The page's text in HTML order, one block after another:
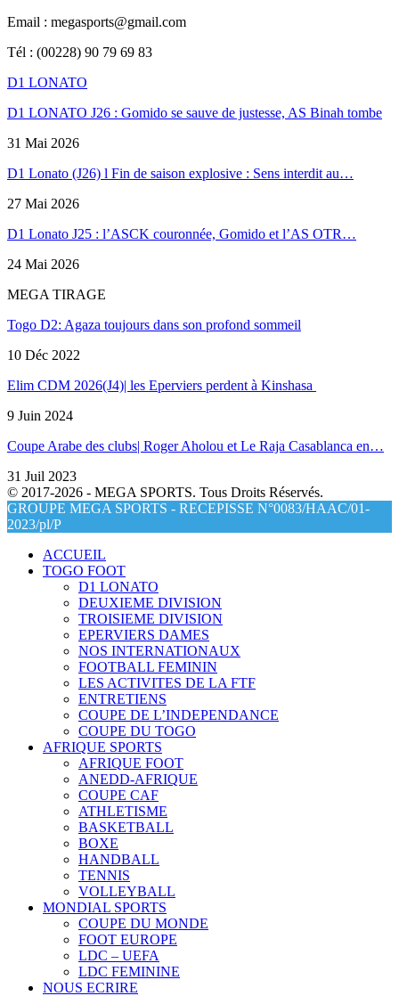
Email : megasports@gmail.com
Tél : (00228) 90 79 69 83
D1 LONATO
D1 LONATO J26 : Gomido se sauve de justesse, AS Binah tombe
31 Mai 2026
D1 Lonato (J26) l Fin de saison explosive : Sens interdit au…
27 Mai 2026
D1 Lonato J25 : l’ASCK couronnée, Gomido et l’AS OTR…
24 Mai 2026
MEGA TIRAGE
Togo D2: Agaza toujours dans son profond sommeil
10 Déc 2022
Elim CDM 2026(J4)| les Eperviers perdent à Kinshasa
9 Juin 2024
Coupe Arabe des clubs| Roger Aholou et Le Raja Casablanca en…
31 Juil 2023
© 2017-2026 - MEGA SPORTS. Tous Droits Réservés.
GROUPE MEGA SPORTS - RECEPISSE N°0083/HAAC/01-
2023/pl/P
ACCUEIL
TOGO FOOT
D1 LONATO
DEUXIEME DIVISION
TROISIEME DIVISION
EPERVIERS DAMES
NOS INTERNATIONAUX
FOOTBALL FEMININ
LES ACTIVITES DE LA FTF
ENTRETIENS
COUPE DE L’INDEPENDANCE
COUPE DU TOGO
AFRIQUE SPORTS
AFRIQUE FOOT
ANEDD-AFRIQUE
COUPE CAF
ATHLETISME
BASKETBALL
BOXE
HANDBALL
TENNIS
VOLLEYBALL
MONDIAL SPORTS
COUPE DU MONDE
FOOT EUROPE
LDC – UEFA
LDC FEMININE
NOUS ECRIRE